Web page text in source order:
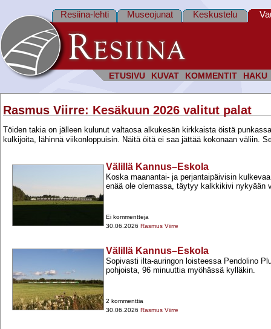
ETUSIVU KUVAT KOMMENTIT HAKU
Resiina-lehti Museojunat Keskustelu
Rasmus Viirre: Kesäkuun 2026 valitut palat
Töiden takia on jälleen kulunut valtaosa alkukesän kirkkaista öistä
kulkijoita, lähinnä viikonloppuisin. Näitä öitä ei saa jättää kokonaan väliin.
Välillä Kannus–Eskola
Koska maanantai-​ ja perjantaipäivisin
enää ole olemassa, täytyy kalkkikivi nykyään
Ei kommentteja
30.06.2026 Rasmus Viirre
Välillä Kannus–Eskola
Sopivasti ilta-​auringon loisteessa Pendolino
pohjoista, 96 minuuttia myöhässä kylläkin.
2 kommenttia
30.06.2026 Rasmus Viirre